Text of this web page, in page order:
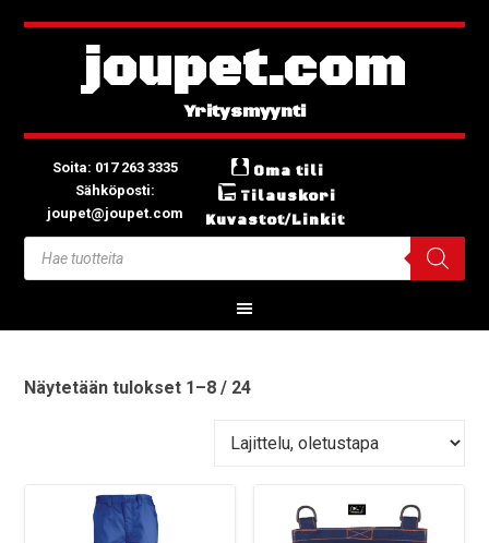
joupet.com
Soita: 017 263 3335
Sähköposti:
joupet@joupet.com
Oma tili
Tilauskori
Kuvastot/Linkit
Näytetään tulokset 1–8 / 24